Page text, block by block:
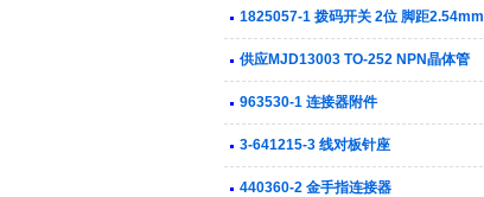
1825057-1 拨码开关 2位 脚距2.54mm
供应MJD13003 TO-252 NPN晶体管
963530-1 连接器附件
3-641215-3 线对板针座
440360-2 金手指连接器